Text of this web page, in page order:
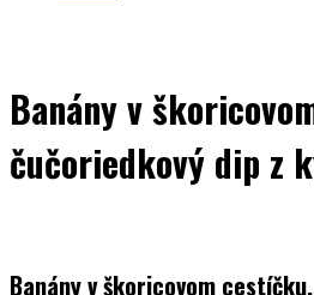
Banány v
čučoriedkový dip z
Banány v škoricovom